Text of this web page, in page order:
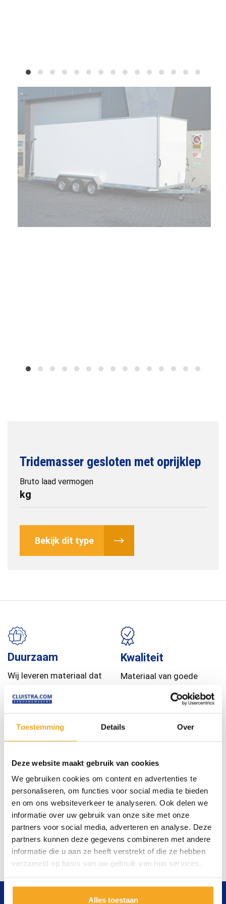
Toestemming Details Over
Deze website maakt gebruik van cookies
We gebruiken cookies om content en advertenties te
personaliseren, om functies voor social media te bieden
en om ons websiteverkeer te analyseren. Ook delen we
informatie over uw gebruik van onze site met onze
partners voor social media, adverteren en analyse. Deze
partners kunnen deze gegevens combineren met andere
informatie die u aan ze heeft verstrekt of die ze hebben
verzameld op basis van uw gebruik van hun services.
Alles toestaan
Tridemasser gesloten met oprijklep
Bruto laad vermogen
kg
Bekijk dit type
Duurzaam
Wij leveren materiaal dat
Kwaliteit
Materiaal van goede
kwaliteit is belangrijk bij
Geen lange wachttijden
doordat wij veel op
voorraad hebben.
u, daar kunt u op
vertrouwen.